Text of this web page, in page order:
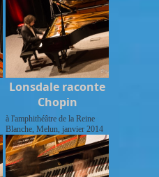
Lonsdale raconte
Chopin
à l'amphithéâtre de la Reine
Blanche, Melun, janvier 2014